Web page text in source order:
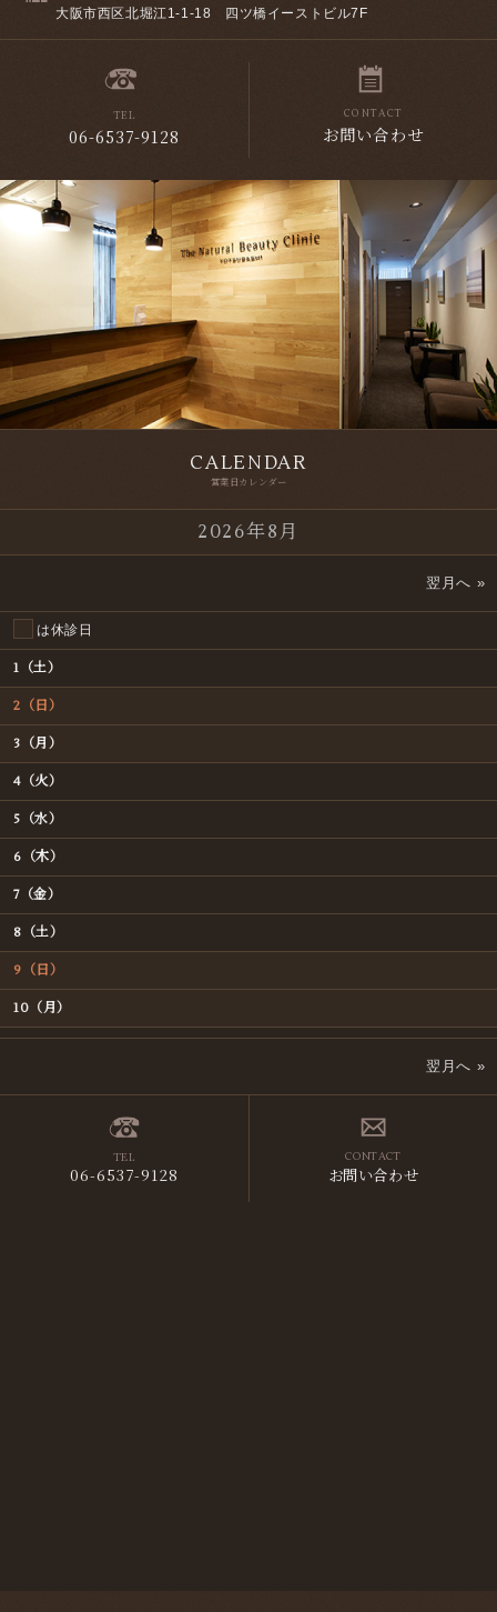
大阪市西区北堀江1-1-18 四ツ橋イーストビル7F
TEL
06-6537-9128
CONTACT
お問い合わせ
CALENDAR
営業日カレンダー
2026年8月
翌月へ »
は休診日
1（土）
2（日）
3（月）
4（火）
5（水）
6（木）
7（金）
8（土）
9（日）
10（月）
翌月へ »
TEL
06-6537-9128
CONTACT
お問い合わせ